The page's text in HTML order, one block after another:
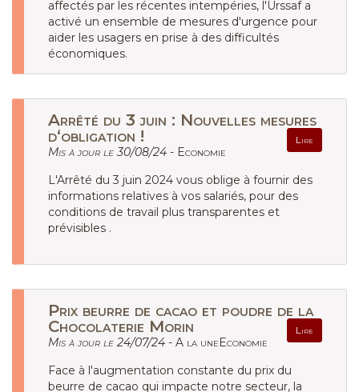
affectés par les récentes intempéries, l'Urssaf a
activé un ensemble de mesures d'urgence pour
aider les usagers en prise à des difficultés
économiques.
Arrêté du 3 juin : Nouvelles mesures
d‘obligation !
Lire
Mis à jour le 30/08/24 - Economie
L'Arrêté du 3 juin 2024 vous oblige à fournir des
informations relatives à vos salariés, pour des
conditions de travail plus transparentes et
prévisibles .
Prix beurre de cacao et poudre de la
Chocolaterie Morin
Lire
Mis à jour le 24/07/24 - A la uneEconomie
Face à l'augmentation constante du prix du
beurre de cacao qui impacte notre secteur, la